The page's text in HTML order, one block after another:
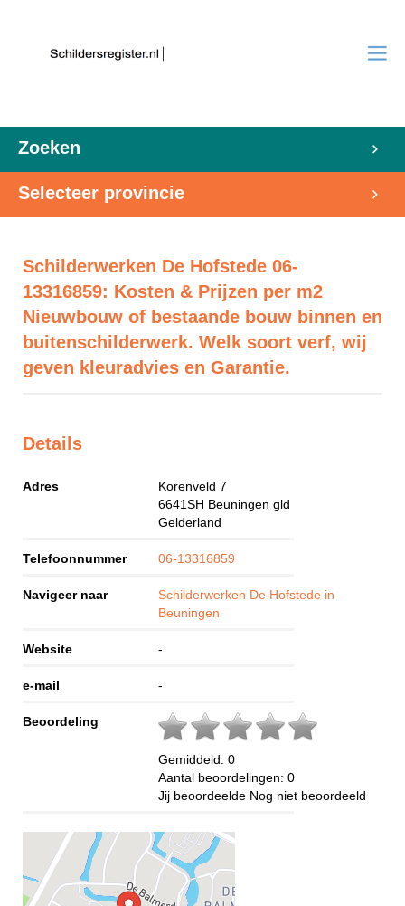
Zoeken
Selecteer provincie
Schilderwerken De Hofstede 06-
13316859: Kosten & Prijzen per m2
Nieuwbouw of bestaande bouw binnen en
buitenschilderwerk. Welk soort verf, wij
geven kleuradvies en Garantie.
Details
Adres
Korenveld 7
6641SH Beuningen gld
Gelderland
Telefoonnummer 06-13316859
Navigeer naar
Schilderwerken De Hofstede in
Beuningen
Website -
e-mail -
Beoordeling
Gemiddeld: 0
Aantal beoordelingen: 0
Jij beoordeelde Nog niet beoordeeld